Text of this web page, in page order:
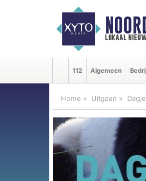
lokaal
112 Algemeen
Home Uitgaan